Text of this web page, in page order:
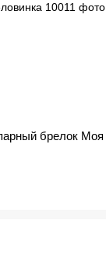
брелок Моя